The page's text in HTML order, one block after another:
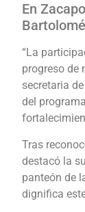
En
Bartolomé
“La
progreso de
secretaria
del
Tras
destacó la
panteón de
dignifica